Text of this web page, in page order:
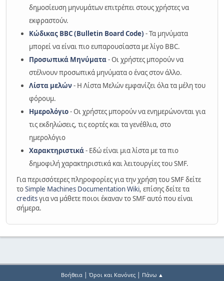
δημοσίευση μηνυμάτων επιτρέπει στους χρήστες να
εκφραστούν.
Κώδικας BBC (Bulletin Board Code) - Τα μηνύματα
μπορεί να είναι πιο ευπαρουσίαστα με λίγο BBC.
Προσωπικά Μηνύματα- Οι χρήστες μπορούν να
στέλνουν προσωπικά μηνύματα ο ένας στον άλλο.
Λίστα μελών- Η Λίστα Μελών εμφανίζει όλα τα μέλη του
φόρουμ.
Ημερολόγιο- Οι χρήστες μπορούν να ενημερώνονται για
τις εκδηλώσεις, τις εορτές και τα γενέθλια, στο
ημερολόγιο
Χαρακτηριστικά- Εδώ είναι μια λίστα με τα πιο
δημοφιλή χαρακτηριστικά και λειτουργίες του SMF.
Για περισσότερες πληροφορίες για την χρήση του SMF δείτε
τοSimple Machines Documentation Wiki, επίσης δείτε τα
creditsγια να μάθετε ποιοι έκαναν το SMF αυτό που είναι
σήμερα.
Βοήθεια| Όροι και Κανόνες| Πάνω ▲